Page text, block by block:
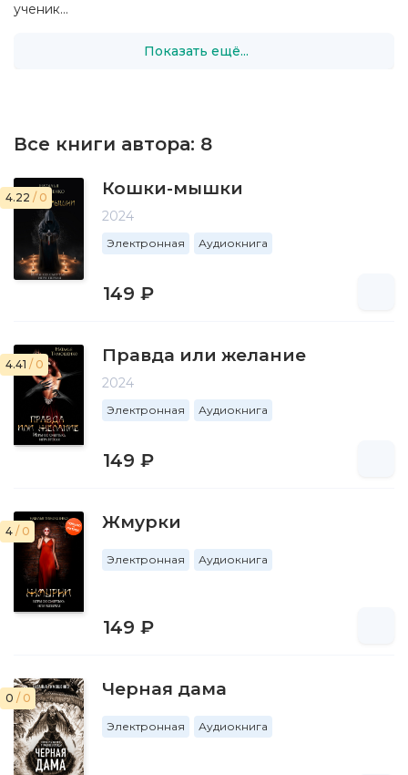
ученик...
Показать ещё...
Все книги автора: 8
4.22 / 0 Кошки-мышки
2024
Электронная Аудиокнига
149 ₽
4.41 / 0 Правда или желание
2024
Электронная Аудиокнига
149 ₽
4 / 0 Жмурки
Электронная Аудиокнига
149 ₽
0 / 0 Черная дама
Электронная Аудиокнига